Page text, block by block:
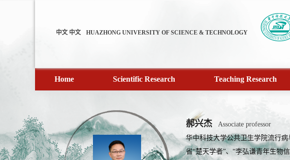
中文 中文 HUAZHONG UNIVERSITY OF SCIENCE & TECHNOLOGY
Home Scientific Research Teaching Research
郝兴杰
Associate professor
华中科技大学公共卫生学院流行
省“楚天学者”、“李弘谦青年生物